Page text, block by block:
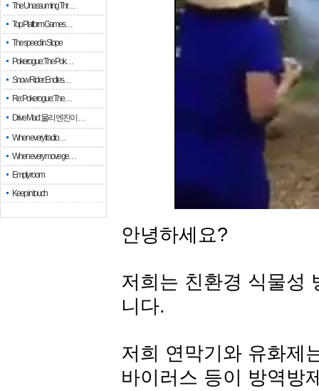
The Unassuming Thr…
Top Platform Games…
The speed in Slope
Pokerogue: The Pok…
Snow Rider: Endles…
Re: Pokerogue: The…
Drive Mad: 물리 엔진이 …
When every fractio…
When every move ge…
Empty room
Keep in touch
안녕하세요?
저희는 친환경 식물성
니다.
저희 연막기와 유화제
바이러스 등이 방역방